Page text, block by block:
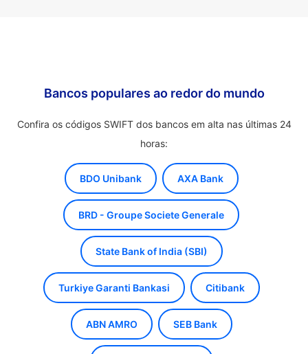
Bancos populares ao redor do mundo
Confira os códigos SWIFT dos bancos em alta nas últimas 24
horas:
BDO Unibank AXA Bank
BRD - Groupe Societe Generale
State Bank of India (SBI)
Turkiye Garanti Bankasi Citibank
ABN AMRO SEB Bank